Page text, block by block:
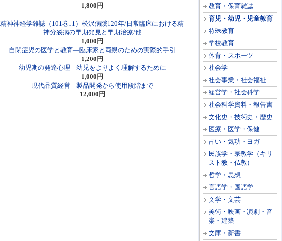
教育・保育雑誌
育児・幼児・児童教育
特殊教育
学校教育
体育・スポーツ
社会学
社会事業・社会福祉
経営学・社会科学
社会科学資料・報告書
文化史・技術史・歴史
医療・医学・保健
占い・気功・ヨガ
民族学・宗教学（キリ
スト教・仏教）
哲学・思想
言語学・国語学
文学・文芸
美術・映画・演劇・音
楽・建築
文庫・新書
1,800円
精神神経学雑誌（101巻11）松沢病院120年/日常臨床における精
神分裂病の早期発見と早期治療/他
1,000円
自閉症児の医学と教育―臨床家と両親のための実際的手引
1,200円
幼児期の発達心理―幼児をよりよく理解するために
1,000円
現代品質経営―製品開発から使用段階まで
12,000円